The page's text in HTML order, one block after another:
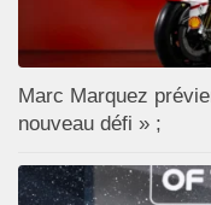
Marc Marquez
nouveau défi » ;